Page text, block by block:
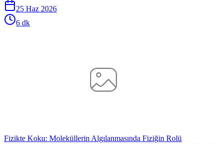
25 Haz 2026
6 dk
Fizikte Koku: Moleküllerin Algılanmasında Fiziğin Rolü